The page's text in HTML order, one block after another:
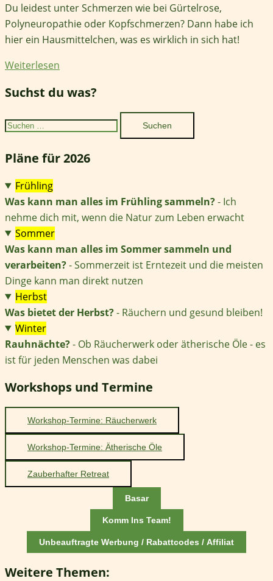
Du leidest unter Schmerzen wie bei Gürtelrose,
Polyneuropathie oder Kopfschmerzen? Dann habe ich
hier ein Hausmittelchen, was es wirklich in sich hat!
Weiterlesen
Suchst du was?
Suchen
nach:
Pläne für 2026
Frühling
Was kann man alles im Frühling sammeln?- Ich
nehme dich mit, wenn die Natur zum Leben erwacht
Sommer
Was kann man alles im Sommer sammeln und
verarbeiten?- Sommerzeit ist Erntezeit und die meisten
Dinge kann man direkt nutzen
Herbst
Was bietet der Herbst?- Räuchern und gesund bleiben!
Winter
Rauhnächte?- Ob Räucherwerk oder ätherische Öle - es
ist für jeden Menschen was dabei
Workshops und Termine
Workshop-Termine: Räucherwerk
Workshop-Termine: Ätherische Öle
Zauberhafter Retreat
Basar
Komm Ins Team!
Unbeauftragte Werbung / Rabattcodes / Affiliat
Weitere Themen: